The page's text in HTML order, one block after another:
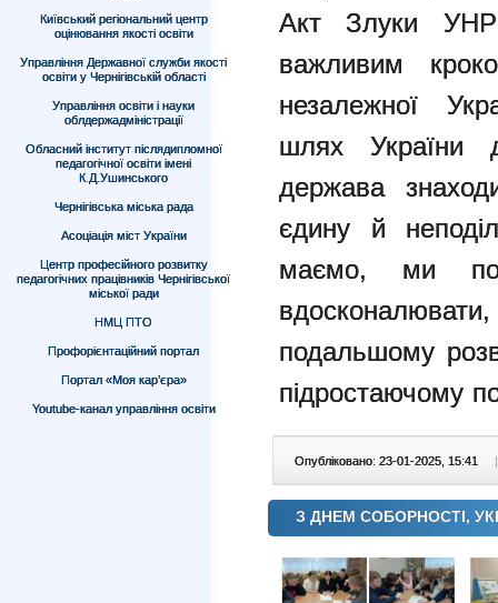
Київський регіональний центр
оцінювання якості освіти
Управління Державної служби якості
освіти у Чернігівській області
Управління освіти і науки
облдержадміністрації
Обласний інститут післядипломної
педагогічної освіти імені
К.Д.Ушинського
Чернігівська міська рада
Асоціація міст України
Центр професійного розвитку
педагогічних працівників Чернігівської
міської ради
НМЦ ПТО
Профорієнтаційний портал
Портал «Моя кар’єра»
Youtube-канал управління освіти
Акт Злуки
важливим
незалежної
шлях України
держава
єдину й
маємо, ми
подальшому
підростаючому
Опубліковано: 23-01-2025, 15:41 |
З ДНЕМ СОБОРНОСТІ,